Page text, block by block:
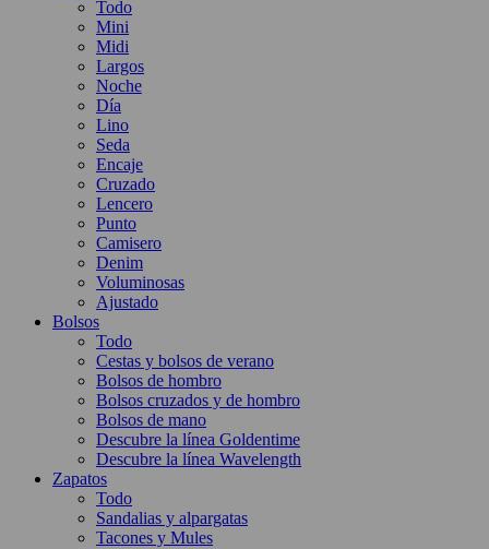
Todo
Mini
Midi
Largos
Noche
Día
Lino
Seda
Encaje
Cruzado
Lencero
Punto
Camisero
Denim
Voluminosas
Ajustado
Bolsos
Todo
Cestas y bolsos de verano
Bolsos de hombro
Bolsos cruzados y de hombro
Bolsos de mano
Descubre la línea Goldentime
Descubre la línea Wavelength
Zapatos
Todo
Sandalias y alpargatas
Tacones y Mules